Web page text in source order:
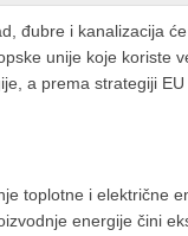
đubre i kanalizacija
unije koje koriste
a prema strategiji
toplotne i električne
energije čini